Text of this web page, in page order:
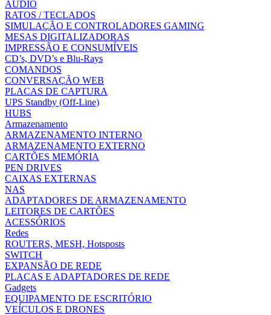
ÁUDIO
RATOS / TECLADOS
SIMULAÇÃO E CONTROLADORES GAMING
MESAS DIGITALIZADORAS
IMPRESSÃO E CONSUMÍVEIS
CD’s, DVD’s e Blu-Rays
COMANDOS
CONVERSAÇÃO WEB
PLACAS DE CAPTURA
UPS Standby (Off-Line)
HUBS
Armazenamento
ARMAZENAMENTO INTERNO
ARMAZENAMENTO EXTERNO
CARTÕES MEMÓRIA
PEN DRIVES
CAIXAS EXTERNAS
NAS
ADAPTADORES DE ARMAZENAMENTO
LEITORES DE CARTÕES
ACESSÓRIOS
Redes
ROUTERS, MESH, Hotsposts
SWITCH
EXPANSÃO DE REDE
PLACAS E ADAPTADORES DE REDE
Gadgets
EQUIPAMENTO DE ESCRITÓRIO
VEÍCULOS E DRONES